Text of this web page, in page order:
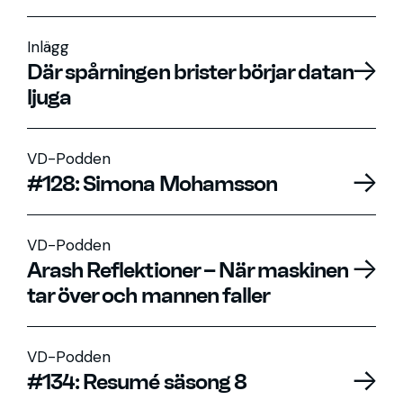
Inlägg
Där spårningen brister börjar datan
ljuga
VD-Podden
#128: Simona Mohamsson
VD-Podden
Arash Reflektioner – När maskinen
tar över och mannen faller
VD-Podden
#134: Resumé säsong 8